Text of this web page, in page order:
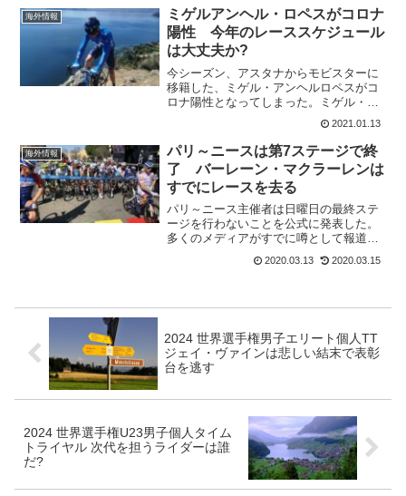
ファンアールトはパンクに落車で2位とな
っている。ライバル...
海外情報
ミゲルアンヘル・ロペスがコロナ
陽性 今年のレーススケジュール
は大丈夫か?
今シーズン、アスタナからモビスターに
移籍した、ミゲル・アンヘルロペスがコ
ロナ陽性となってしまった。ミゲル・ア
ンヘルロペスはコロンビアからスペイン
にすでに渡航していたが、チームのトレ
ーニングキャンプには参加できない。当
初、スペインのマドリード...
2021.01.13
海外情報
パリ～ニースは第7ステージで終
了 バーレーン・マクラーレンは
すでにレースを去る
パリ～ニース主催者は日曜日の最終ステ
ージを行わないことを公式に発表した。
多くのメディアがすでに噂として報道し
境からも近くニースは大都市なのでレー
2020.03.13 2020.03.15
2024 世界選手権男子エリート個人TT
ジェイ・ヴァインは悲しい結末で表彰
台を逃す
2024 世界選手権U23男子個人タイム
トライヤル 次代を担うライダーは誰
だ?